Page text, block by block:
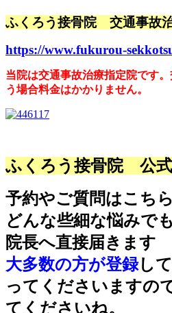
ふくろう接骨院 交通事故
https://www.fukurou-
当院は交通事故治療指定院です
う場合料金はかかりません。
ふくろう接骨院 公
予約やご質問はこち
どんな些細な悩みで
院長へ直接届きます
大多数の方が登録し
ってくださいますの
てくださいね。